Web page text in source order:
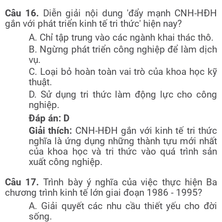
Câu 16. Diễn giải nội dung 'đẩy mạnh CNH-HĐH
gắn với phát triển kinh tế tri thức' hiện nay?
A. Chỉ tập trung vào các ngành khai thác thô.
B. Ngừng phát triển công nghiệp để làm dịch
vụ.
C. Loại bỏ hoàn toàn vai trò của khoa học kỹ
thuật.
D. Sử dụng tri thức làm động lực cho công
nghiệp.
Đáp án: D
Giải thích: CNH-HĐH gắn với kinh tế tri thức
nghĩa là ứng dụng những thành tựu mới nhất
của khoa học và tri thức vào quá trình sản
xuất công nghiệp.
Câu 17.Trình bày ý nghĩa của việc thực hiện Ba
chương trình kinh tế lớn giai đoạn 1986 - 1995?
A. Giải quyết các nhu cầu thiết yếu cho đời
sống.